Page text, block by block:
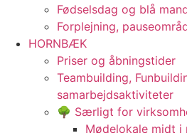
Fødselsdag og blå
Forplejning,
HORNBÆK
Priser og åbningstider
Teambuilding,
samarbejdsaktiviteter
🌳 Særligt for
Mødelokale midt i